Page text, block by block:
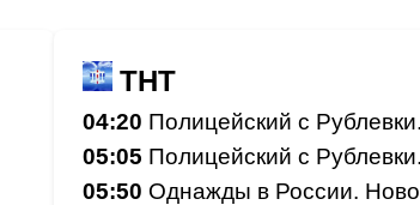
ТНТ
04:20 Полицейский с
05:05 Полицейский с
05:50 Однажды в России.